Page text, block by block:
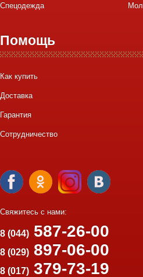
Спецодежда
Помощь
Как купить
Доставка
Гарантия
Сотрудничество
Свяжитесь с нами:
8 (044) 587-26-00
8 (029) 897-06-00
8 (017) 379-73-19